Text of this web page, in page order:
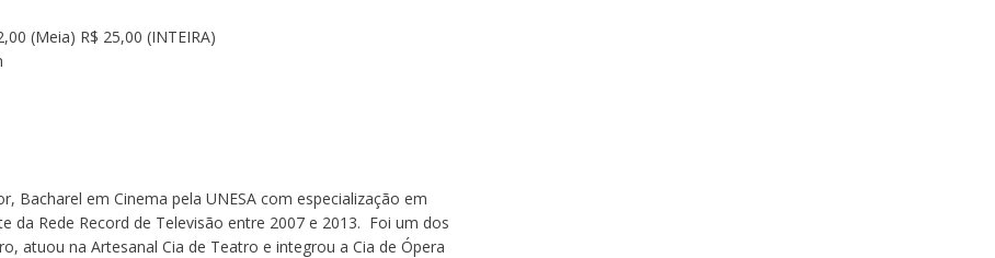
(Meia) R$ 25,00 (INTEIRA)
Bacharel em Cinema pela UNESA com especialização em
Rede Record de Televisão entre 2007 e 2013. Foi um dos
atuou na Artesanal Cia de Teatro e integrou a Cia de Ópera